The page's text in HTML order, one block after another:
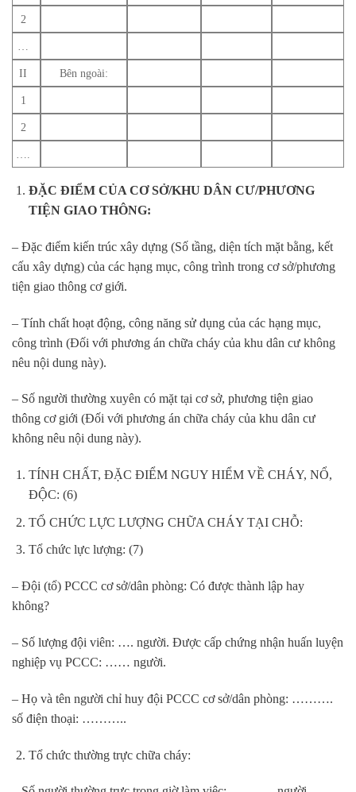
2
II Bên ngoài:
1
2
ĐẶC ĐIỂM CỦA CƠ SỞ/KHU DÂN CƯ/PHƯƠNG
TIỆN GIAO THÔNG:
– Đặc điểm kiến trúc xây dựng (Số tầng, diện tích mặt bằng, kết
cấu xây dựng) của các hạng mục, công trình trong cơ sở/phương
tiện giao thông cơ giới.
– Tính chất hoạt động, công năng sử dụng của các hạng mục,
công trình (Đối với phương án chữa cháy của khu dân cư không
nêu nội dung này).
– Số người thường xuyên có mặt tại cơ sở, phương tiện giao
thông cơ giới (Đối với phương án chữa cháy của khu dân cư
không nêu nội dung này).
TÍNH CHẤT, ĐẶC ĐIỂM NGUY HIỂM VỀ CHÁY, NỔ,
ĐỘC: (6)
TỔ CHỨC LỰC LƯỢNG CHỮA CHÁY TẠI CHỖ:
Tổ chức lực lượng: (7)
– Đội (tổ) PCCC cơ sở/dân phòng: Có được thành lập hay
không?
– Số lượng đội viên: …. người. Được cấp chứng nhận huấn luyện
nghiệp vụ PCCC: …… người.
– Họ và tên người chỉ huy đội PCCC cơ sở/dân phòng: ……….
số điện thoại: ………..
Tổ chức thường trực chữa cháy: